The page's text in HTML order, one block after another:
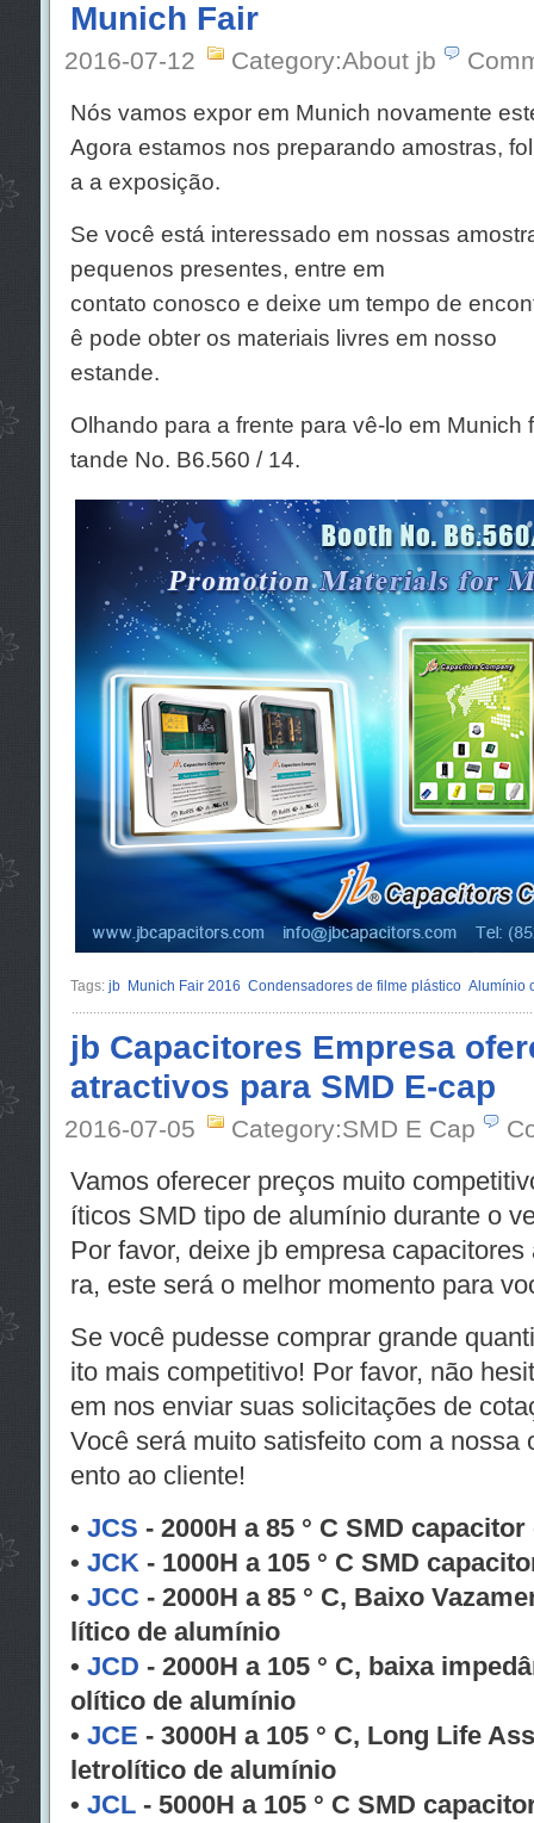
Munich Fair
2016-07-12 Category:About jb
Nós vamos expor em Munich novamente
Agora estamos nos preparando amostras,
a a exposição.
Se você está interessado em nossas
pequenos presentes, entre em
contato conosco e deixe um tempo de
ê pode obter os materiais livres em nosso
estande.
Olhando para a frente para vê-lo em Munich
tande No. B6.560 / 14.
Tags: jb Munich Fair 2016 Condensadores de filme plástico Alumínio
jb Capacitores Empresa
atractivos para SMD E-cap
2016-07-05 Category:SMD E Cap
Vamos oferecer preços muito
íticos SMD tipo de alumínio durante o
Por favor, deixe jb empresa
ra, este será o melhor momento para
Se você pudesse comprar grande
ito mais competitivo! Por favor, não
em nos enviar suas solicitações de
Você será muito satisfeito com a nossa
ento ao cliente!
• JCS - 2000H a 85 ° C SMD
• JCK- 1000H a 105 ° C SMD
• JCC - 2000H a 85 ° C, Baixo
lítico de alumínio
• JCD - 2000H a 105 ° C, baixa
olítico de alumínio
• JCE - 3000H a 105 ° C, Long Life
letrolítico de alumínio
• JCL- 5000H a 105 ° C SMD